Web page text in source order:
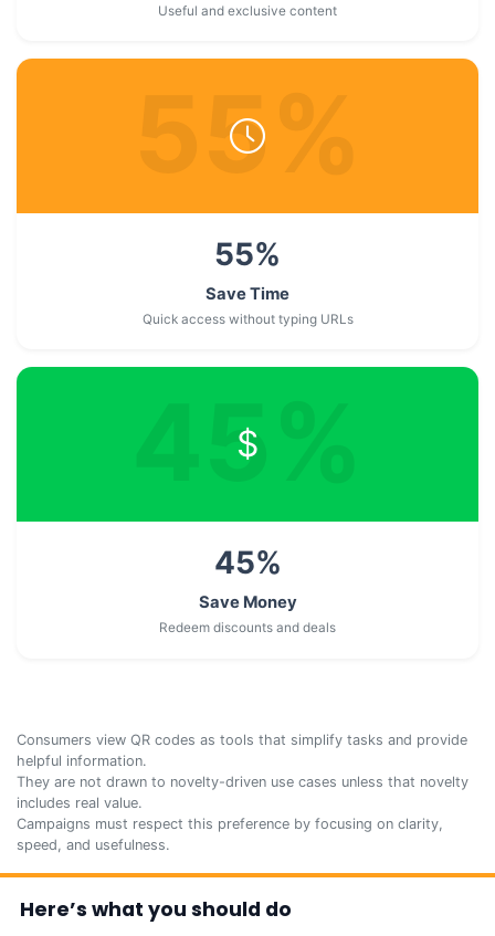
Useful and exclusive content
55
55%
Save Time
Quick access without typing URLs
45
$
45%
Save Money
Redeem discounts and deals
Consumers view QR codes as tools that simplify tasks and provide
helpful information.
They are not drawn to novelty-driven use cases unless that novelty
includes real value.
Campaigns must respect this preference by focusing on clarity,
speed, and usefulness.
Here’s what you should do